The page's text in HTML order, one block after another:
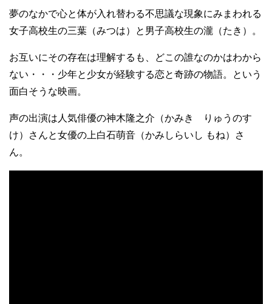
夢のなかで心と体が入れ替わる不思議な現象にみまわれる
女子高校生の三葉（みつは）と男子高校生の瀧（たき）。
お互いにその存在は理解するも、どこの誰なのかはわから
ない・・・少年と少女が経験する恋と奇跡の物語。という
面白そうな映画。
声の出演は人気俳優の神木隆之介（かみき りゅうのす
け）さんと女優の上白石萌音（かみしらいし もね）さ
ん。